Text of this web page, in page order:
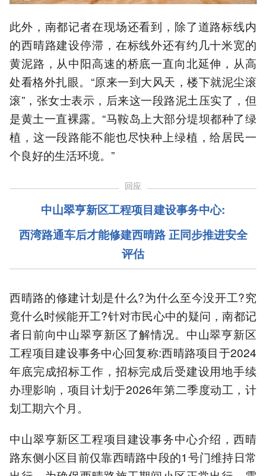
此外，南都记者在现场还看到，除了道路标线内
的西晴路建设停滞，在标线外还有约几十米宽的
黄泥路，从中阳高速的桥底一直向北延伸，从高
处看格外扎眼。“原来一到大风天，楼下就泥尘滚
滚”，张女士表示，后来这一段路泥土压实了，但
是黄土一直裸露。“马鞍岛上大部分堤坝都种了绿
植，这一段路能不能也尽快种上绿植，给居民一
个良好的生活环境。”
回应
中山翠亨新区工程项目建设事务中心:
西湾路通车后才能修建西晴路 正同步推进安全
评估
西晴路的修建计划是什么?为什么至今没开工?究
竟什么时候能开工?针对市民心中的疑问，南都记
者日前向中山翠亨新区了解情况。中山翠亨新区
工程项目建设事务中心回复称:西晴路项目于2024
年底完成招标工作，招标完成后受建设用地手续
办理影响，项目计划于2026年第二季度动工，计
划工期六个月。
中山翠亨新区工程项目建设事务中心介绍，西晴
路东侧小区目前仅靠西晴路中段的1号门维持日常